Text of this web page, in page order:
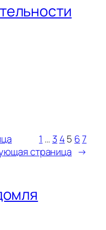
1 … 3 45 67
страница →